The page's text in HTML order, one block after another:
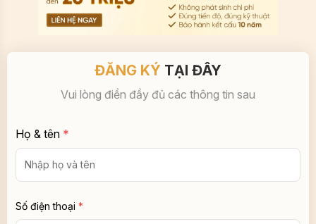
ĐĂNG KÝ TẠI ĐÂY
Vui lòng điền đầy đủ các thông tin sau
Họ & tên *
Số điện thoại *